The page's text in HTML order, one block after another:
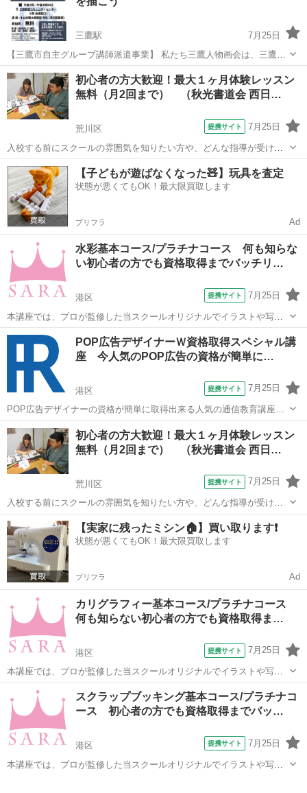
頂きます。
三鷹駅
7月25日
【三鷹市自主グループ講師派遣事業】 私たち三鷹人物画会は、三鷹・
武蔵野を中心に活動する絵画の同好会です。 11月4日（水曜日）に、
一般の方も参加できる人物画の講習会を開きます。 今回のテーマは画
材です。油絵具、水彩...
東京 三鷹市 三鷹駅 デッサン 無料
初心者の方大歓迎！最大１ヶ月体験レッスン
無料（月2回まで） （秋光書道会 西日…
荒川区 提携サイト 7月25日
入校する前にスクールの雰囲気を知りたい方や、どんな指導が受けら
れるか知っておきたい方には無料体験からどうぞ！ ※フリーダイヤル
にてお電話下さい。特に日程の指定はなく、柔軟に日程調整をさせて
頂きます。
東京 荒川区 その他
【子どもが遊ばなくなった🧸】玩具を査定
状態が悪くてもOK！最大限買取します
プリフラ Ad
水彩基本コース/プラチナコース 何も知らな
い初心者の方でも資格取得までバッチリ…
港区 提携サイト 7月25日
本講座では、プロが監修した当スクールオリジナルでイラストや写真
も添えた分かりやすいテキスト使用しています。 そのため、全く知識
が無い方からでも問題なく学ぶことができます。 プラチナコースの場
合、ご卒業と同時に資格が取得でき、...
東京 港区 デッサン
POP広告デザイナーＷ資格取得スペシャル講
座 今人気のPOP広告の資格が簡単に…
港区 提携サイト 7月25日
POP広告デザイナーの資格が簡単に取得出来る人気の通信教育講座で
す。受講生満足度1位の通信教育POP広告デザイナー講座以外にも多数
の講座を御用意。ほとんどの講座が資格協会認定講座！！卒業するだ
けで100%資格が取得出来る講座...
東京 港区 イラスト
初心者の方大歓迎！最大１ヶ月体験レッスン
無料（月2回まで） （秋光書道会 西日…
荒川区 提携サイト 7月25日
入校する前にスクールの雰囲気を知りたい方や、どんな指導が受けら
れるか知っておきたい方には無料体験からどうぞ！ ※フリーダイヤル
にてお電話下さい。特に日程の指定はなく、柔軟に日程調整をさせて
頂きます。
荒川区 その他
【実家に残ったミシン🏠】買い取ります❗️
状態が悪くてもOK！最大限買取します
プリフラ Ad
カリグラフィー基本コース/プラチナコース
何も知らない初心者の方でも資格取得ま…
港区 提携サイト 7月25日
本講座では、プロが監修した当スクールオリジナルでイラストや写真
も添えた分かりやすいテキスト使用しています。 そのため、全く知識
が無い方からでも問題なく学ぶことができます。 プラチナコースの場
合、ご卒業と同時に資格が取得でき、...
デッサン
スクラップブッキング基本コース/プラチナコ
ース 初心者の方でも資格取得までバッ…
港区 提携サイト 7月25日
本講座では、プロが監修した当スクールオリジナルでイラストや写真